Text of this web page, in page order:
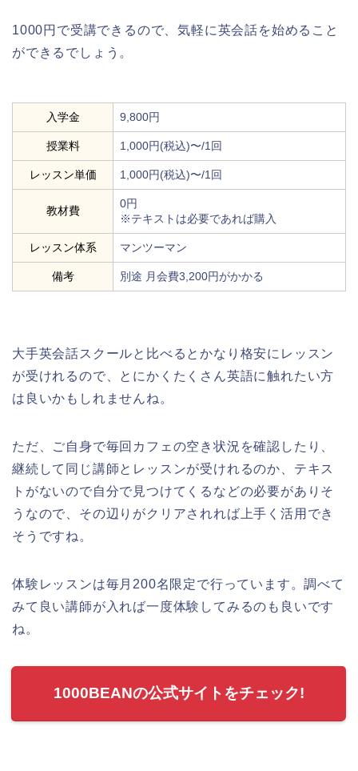
1000円で受講できるので、気軽に英会話を始めること
ができるでしょう。
入学金 9,800円
授業料 1,000円(税込)〜/1回
レッスン単価 1,000円(税込)〜/1回
教材費
0円
※テキストは必要であれば購入
レッスン体系 マンツーマン
備考 別途 月会費3,200円がかかる
大手英会話スクールと比べるとかなり格安にレッスン
が受けれるので、とにかくたくさん英語に触れたい方
は良いかもしれませんね。
ただ、ご自身で毎回カフェの空き状況を確認したり、
継続して同じ講師とレッスンが受けれるのか、テキス
トがないので自分で見つけてくるなどの必要がありそ
うなので、その辺りがクリアされれば上手く活用でき
そうですね。
体験レッスンは毎月200名限定で行っています。調べて
みて良い講師が入れば一度体験してみるのも良いです
ね。
1000BEANの公式サイトをチェック!